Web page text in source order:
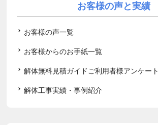
お客様の声と実績
お客様の声一覧
お客様からのお手紙一覧
解体無料見積ガイドご利用者様アンケート
解体工事実績・事例紹介